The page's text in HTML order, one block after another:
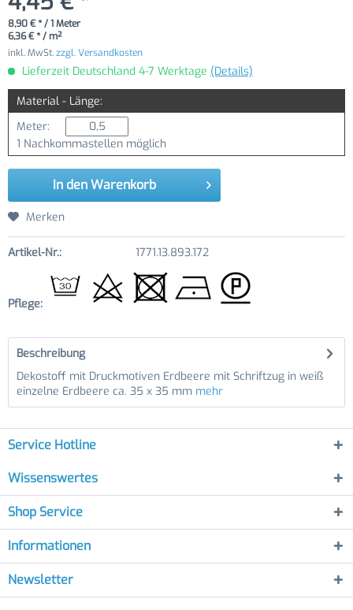
8,90 € * / 1 Meter
6,36 € * / m²
inkl. MwSt.zzgl. Versandkosten
Lieferzeit Deutschland 4-7 Werktage (Details)
Material - Länge:
Meter:
1 Nachkommastellen möglich
In den Warenkorb
Merken
Artikel-Nr.: 1771.13.893.172
Pflege:
Beschreibung
Dekostoff mit Druckmotiven Erdbeere mit Schriftzug in weiß
einzelne Erdbeere ca. 35 x 35 mm mehr
Service Hotline
Wissenswertes
Shop Service
Informationen
Newsletter